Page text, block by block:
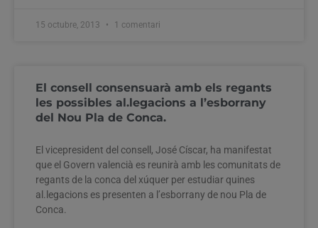
15 octubre, 2013 1 comentari
El consell consensuarà amb els regants
les possibles al.legacions a l’esborrany
del Nou Pla de Conca.
El vicepresident del consell, José Císcar, ha manifestat
que el Govern valencià es reunirà amb les comunitats de
regants de la conca del xúquer per estudiar quines
al.legacions es presenten a l’esborrany de nou Pla de
Conca.